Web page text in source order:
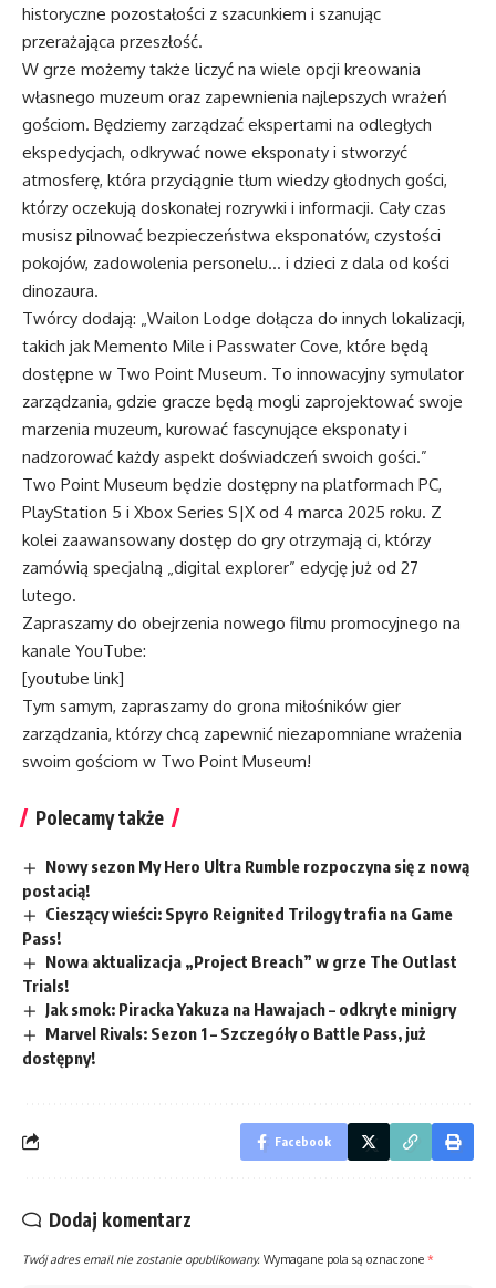
historyczne pozostałości z szacunkiem i szanując
przerażająca przeszłość.
W grze możemy także liczyć na wiele opcji kreowania
własnego muzeum oraz zapewnienia najlepszych wrażeń
gościom. Będziemy zarządzać ekspertami na odległych
ekspedycjach, odkrywać nowe eksponaty i stworzyć
atmosferę, która przyciągnie tłum wiedzy głodnych gości,
którzy oczekują doskonałej rozrywki i informacji. Cały czas
musisz pilnować bezpieczeństwa eksponatów, czystości
pokojów, zadowolenia personelu… i dzieci z dala od kości
dinozaura.
Twórcy dodają: „Wailon Lodge dołącza do innych lokalizacji,
takich jak Memento Mile i Passwater Cove, które będą
dostępne w Two Point Museum. To innowacyjny symulator
zarządzania, gdzie gracze będą mogli zaprojektować swoje
marzenia muzeum, kurować fascynujące eksponaty i
nadzorować każdy aspekt doświadczeń swoich gości.”
Two Point Museum będzie dostępny na platformach PC,
PlayStation 5 i Xbox Series S|X od 4 marca 2025 roku. Z
kolei zaawansowany dostęp do gry otrzymają ci, którzy
zamówią specjalną „digital explorer” edycję już od 27
lutego.
Zapraszamy do obejrzenia nowego filmu promocyjnego na
kanale YouTube:
[youtube link]
Tym samym, zapraszamy do grona miłośników gier
zarządzania, którzy chcą zapewnić niezapomniane wrażenia
swoim gościom w Two Point Museum!
Polecamy także
Nowy sezon My Hero Ultra Rumble rozpoczyna się z nową
postacią!
Cieszący wieści: Spyro Reignited Trilogy trafia na Game
Pass!
Nowa aktualizacja „Project Breach” w grze The Outlast
Trials!
Jak smok: Piracka Yakuza na Hawajach – odkryte minigry
Marvel Rivals: Sezon 1 – Szczegóły o Battle Pass, już
dostępny!
Facebook
Dodaj komentarz
Twój adres email nie zostanie opublikowany. Wymagane pola są oznaczone *